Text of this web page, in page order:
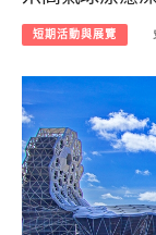
短期活動與展覽